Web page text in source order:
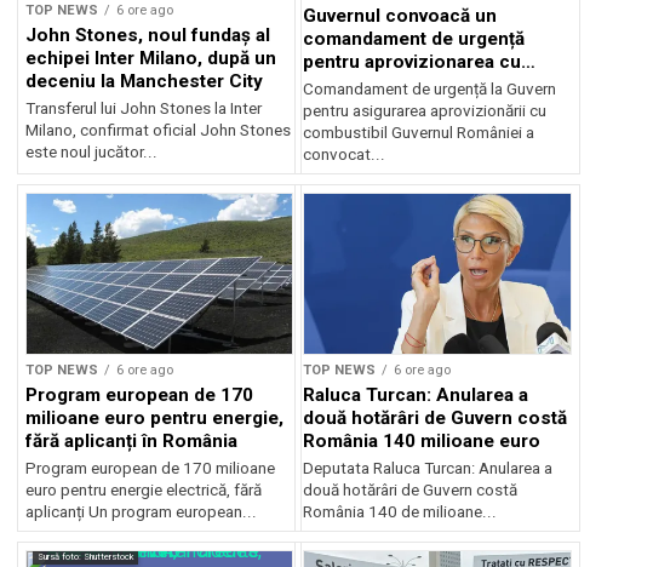
TOP NEWS 6 ore ago
John Stones, noul fundaș al
echipei Inter Milano, după un
deceniu la Manchester City
Transferul lui John Stones la Inter
Milano, confirmat oficial John Stones
este noul jucător...
Guvernul convoacă un
comandament de urgență
pentru aprovizionarea cu
combustibil
Comandament de urgență la Guvern
pentru asigurarea aprovizionării cu
combustibil Guvernul României a
convocat...
TOP NEWS 6 ore ago
Program european de 170
milioane euro pentru energie,
fără aplicanți în România
Program european de 170 milioane
euro pentru energie electrică, fără
aplicanți Un program european...
TOP NEWS 6 ore ago
Raluca Turcan: Anularea a
două hotărâri de Guvern costă
România 140 milioane euro
Deputata Raluca Turcan: Anularea a
două hotărâri de Guvern costă
România 140 de milioane...
Sursă foto: Shutterstock